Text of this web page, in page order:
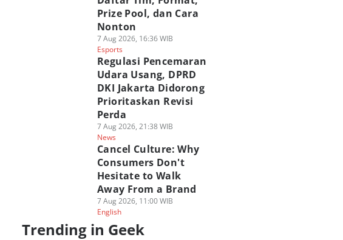
Prize Pool, dan Cara
Nonton
7 Aug 2026, 16:36 WIB
Esports
Regulasi Pencemaran
Udara Usang, DPRD
DKI Jakarta Didorong
Prioritaskan Revisi
Perda
7 Aug 2026, 21:38 WIB
News
Cancel Culture: Why
Consumers Don't
Hesitate to Walk
Away From a Brand
7 Aug 2026, 11:00 WIB
English
Trending in Geek